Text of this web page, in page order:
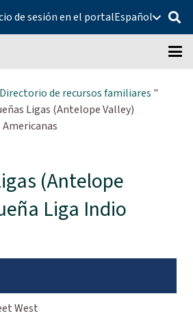
de sesión en el portalEspañol
Directorio de recursos familiares "
Ligas (Antelope Valley)
(Antelope
Liga Indio
West